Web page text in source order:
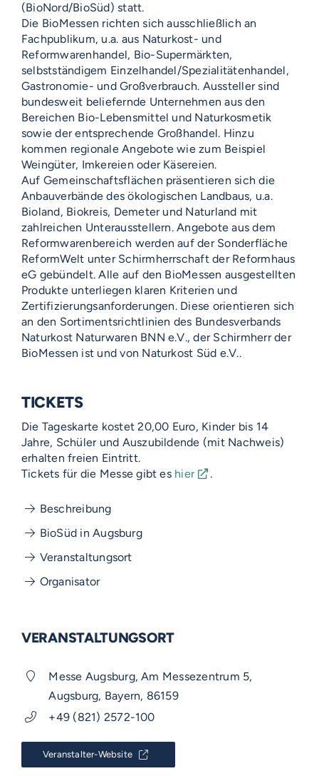
(BioNord/BioSüd) statt.
Die BioMessen richten sich ausschließlich an
Fachpublikum, u.a. aus Naturkost- und
Reformwarenhandel, Bio-Supermärkten,
selbstständigem Einzelhandel/Spezialitätenhandel,
Gastronomie- und Großverbrauch. Aussteller sind
bundesweit beliefernde Unternehmen aus den
Bereichen Bio-Lebensmittel und Naturkosmetik
sowie der entsprechende Großhandel. Hinzu
kommen regionale Angebote wie zum Beispiel
Weingüter, Imkereien oder Käsereien.
Auf Gemeinschaftsflächen präsentieren sich die
Anbauverbände des ökologischen Landbaus, u.a.
Bioland, Biokreis, Demeter und Naturland mit
zahlreichen Unterausstellern. Angebote aus dem
Reformwarenbereich werden auf der Sonderfläche
ReformWelt unter Schirmherrschaft der Reformhaus
eG gebündelt. Alle auf den BioMessen ausgestellten
Produkte unterliegen klaren Kriterien und
Zertifizierungsanforderungen. Diese orientieren sich
an den Sortimentsrichtlinien des Bundesverbands
Naturkost Naturwaren BNN e.V., der Schirmherr der
BioMessen ist und von Naturkost Süd e.V..
TICKETS
Die Tageskarte kostet 20,00 Euro, Kinder bis 14
Jahre, Schüler und Auszubildende (mit Nachweis)
erhalten freien Eintritt.
Tickets für die Messe gibt es hier .
Beschreibung
BioSüd in Augsburg
Veranstaltungsort
Organisator
VERANSTALTUNGSORT
Messe Augsburg, Am Messezentrum 5,
Augsburg, Bayern, 86159
+49 (821) 2572-100
Veranstalter-Website